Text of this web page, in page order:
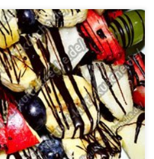
1 Apfel 1 Banane 1/2
Schokoglasur Spieße Zubereitung
Jetzt das Obst auf die
Schokolade
lassen, die Spieße umdrehen
Obstspieße mit Schokolade Video